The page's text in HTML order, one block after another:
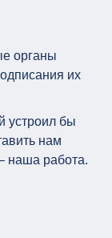
органы
их
устроил бы
нам
наша работа.